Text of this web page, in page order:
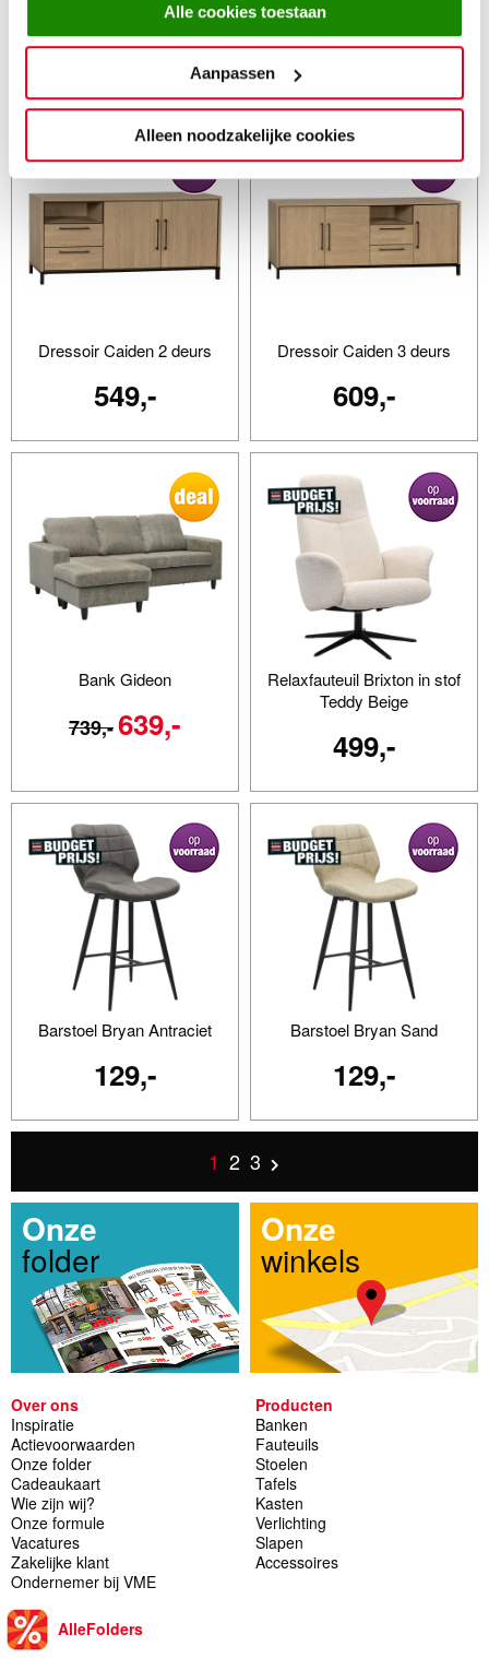
Alle cookies toestaan
Aanpassen
Alleen noodzakelijke cookies
Tv-meubel Caiden 160cm Tv-meubel Caiden 200cm
Dressoir Caiden 2 deurs
549,-
Dressoir Caiden 3 deurs
609,-
Bank Gideon
739,-639,-
Relaxfauteuil Brixton in stof
Teddy Beige
499,-
Barstoel Bryan Antraciet
129,-
Barstoel Bryan Sand
129,-
1 2 3
Onze
winkels
Onze
folder
Over ons
Inspiratie
Actievoorwaarden
Onze folder
Cadeaukaart
Wie zijn wij?
Onze formule
Vacatures
Zakelijke klant
Ondernemer bij VME
AlleFolders
Producten
Banken
Fauteuils
Stoelen
Tafels
Kasten
Verlichting
Slapen
Accessoires